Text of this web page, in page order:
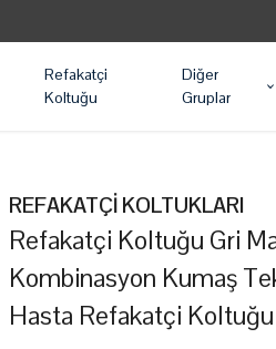
Refakatçi
Koltuğu
Diğer
Gruplar
REFAKATÇİ KOLTUKLARI
Refakatçi Koltuğu Gri
Kombinasyon Kumaş
Hasta Refakatçi Koltuğu